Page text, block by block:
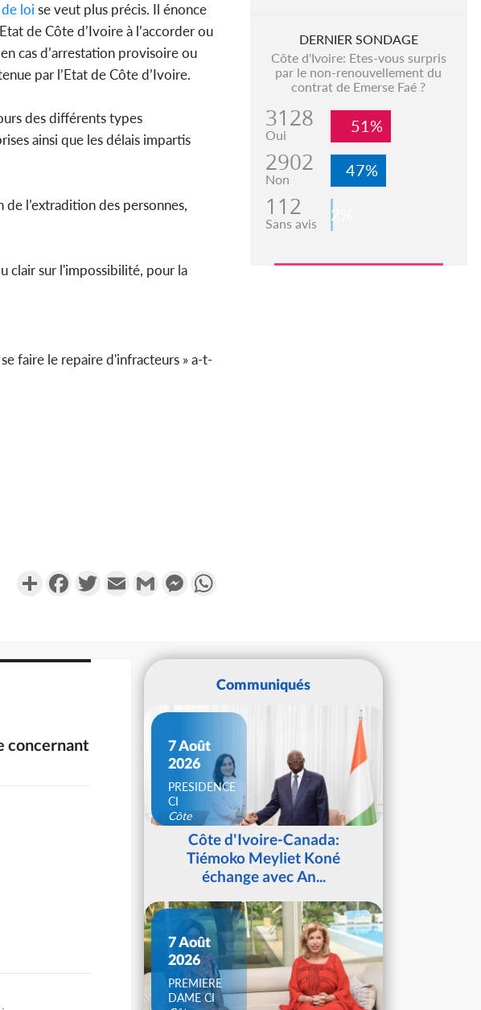
loi se veut plus précis. Il énonce
de Côte d’Ivoire à l’accorder ou
cas d’arrestation provisoire ou
par l’Etat de Côte d’Ivoire.
des différents types
ainsi que les délais impartis
l’extradition des personnes,
clair sur l'impossibilité, pour la
faire le repaire d'infracteurs » a-t-
PartagerFacebookTwitterEmail Gmail Messenger
DERNIER SONDAGE
Côte d'Ivoire: Etes-vous surpris
par le non-renouvellement du
contrat de Emerse Faé ?
3128
Oui 51%
2902
Non 47%
112
Sans avis 2%
concernant
Communiqués
7 Août
2026
PRESIDENCE
CI
Côte
d'IvoireCôte d'Ivoire-Canada:
Tiémoko Meyliet Koné
échange avec An...
7 Août
2026
PREMIERE
DAME CI